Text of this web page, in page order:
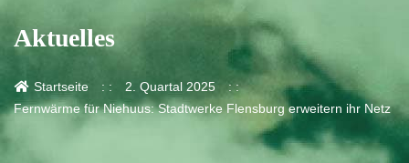
Aktuelles
Startseite
2. Quartal 2025
Fernwärme für Niehuus: Stadtwerke Flensburg erweitern ihr Netz